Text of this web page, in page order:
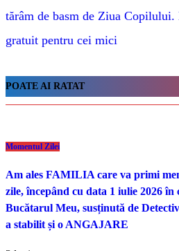
tărâm de basm de Ziua Copilului.
gratuit pentru cei mici
POATE AI RATAT
Momentul Zilei
Am ales FAMILIA care va primi
zile, începând cu data 1 iulie 2026
Bucătarul Meu, susținută de
a stabilit și o ANGAJARE